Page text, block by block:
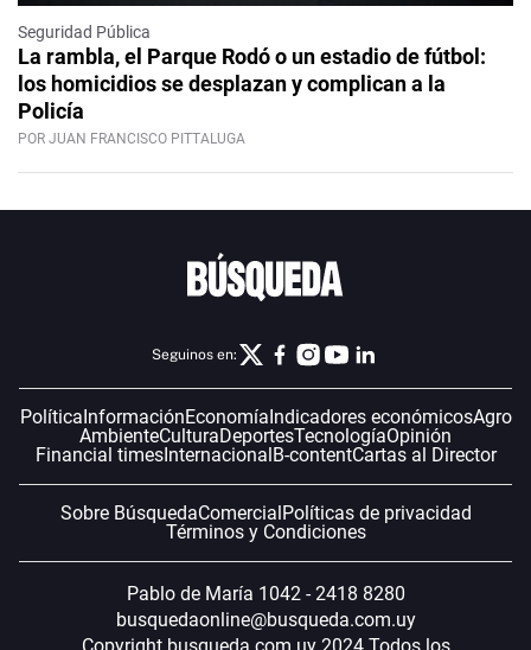
Seguridad Pública
La rambla, el Parque Rodó o un estadio de fútbol:
los homicidios se desplazan y complican a la
Policía
POR JUAN FRANCISCO PITTALUGA
Seguinos en:
Política InformaciónEconomía Indicadores económicosAgro
AmbienteCulturaDeportesTecnologíaOpinión
Financial timesInternacional B-contentCartas al Director
Sobre BúsquedaComercial Políticas de privacidad
Términos y Condiciones
Pablo de María 1042 - 2418 8280
busquedaonline@busqueda.com.uy